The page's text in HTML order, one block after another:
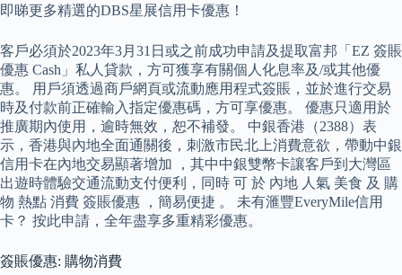
即睇更多精選的DBS星展信用卡優惠！
客戶必須於2023年3月31日或之前成功申請及提取富邦「EZ 簽賬
優惠 Cash」私人貸款，方可獲享有關個人化息率及/或其他優
惠。 用戶須透過商戶網頁或流動應用程式簽賬，並於進行交易
時及付款前正確輸入指定優惠碼，方可享優惠。 優惠只適用於
推廣期內使用，逾時無效，恕不補發。 中銀香港（2388）表
示，香港與內地全面通關後，刺激市民北上消費意欲，帶動中銀
信用卡在內地交易顯著增加 ，其中中銀雙幣卡讓客戶到大灣區
出遊時體驗交通流動支付便利，同時 可 於 內地 人氣 美食 及 購
物 熱點 消費 簽賬優惠 ，簡易便捷 。 未有滙豐EveryMile信用
卡？ 按此申請，全年盡享多重精彩優惠。
簽賬優惠: 購物消費